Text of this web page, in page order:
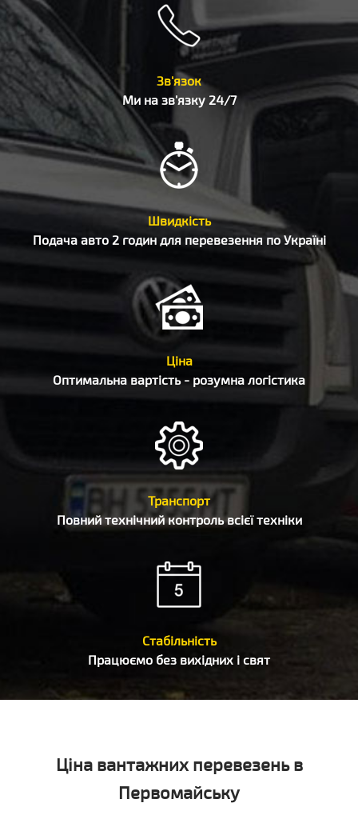
Зв'язок
Ми на зв'язку 24/7
Швидкість
Подача авто 2 годин для перевезення по Україні
Ціна
Оптимальна вартість - розумна логістика
Транспорт
Повний технічний контроль всієї техніки
Стабільність
Працюємо без вихідних і свят
Ціна вантажних перевезень в
Первомайську